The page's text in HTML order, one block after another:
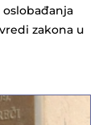
oslobađanja
zakona u